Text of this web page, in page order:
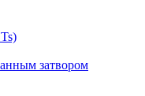
затвором